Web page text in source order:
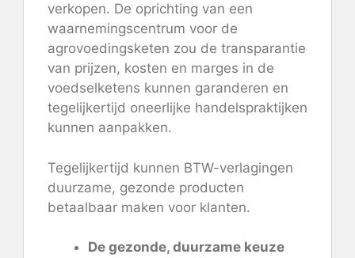
verkopen. De oprichting van een
waarnemingscentrum voor de
agrovoedingsketen zou de transparantie
van prijzen, kosten en marges in de
voedselketens kunnen garanderen en
tegelijkertijd oneerlijke handelspraktijken
kunnen aanpakken.
Tegelijkertijd kunnen BTW-verlagingen
duurzame, gezonde producten
betaalbaar maken voor klanten.
De gezonde, duurzame keuze